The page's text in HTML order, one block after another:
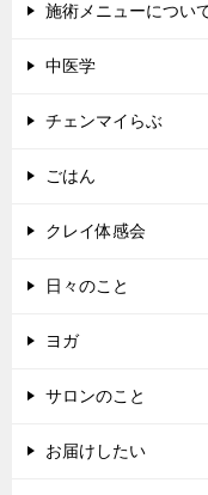
施術メニューについ
中医学
チェンマイらぶ
ごはん
クレイ体感会
日々のこと
ヨガ
サロンのこと
お届けしたい